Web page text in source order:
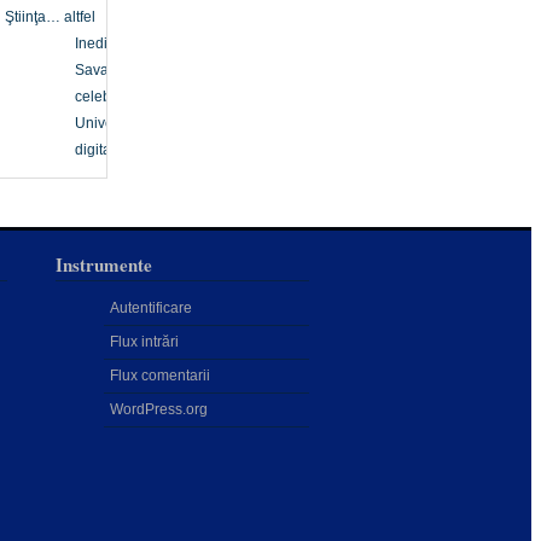
Ştiinţa… altfel
Inedit
Savanți
celebri
Univers
digital
Instrumente
Autentificare
Flux intrări
Flux comentarii
WordPress.org